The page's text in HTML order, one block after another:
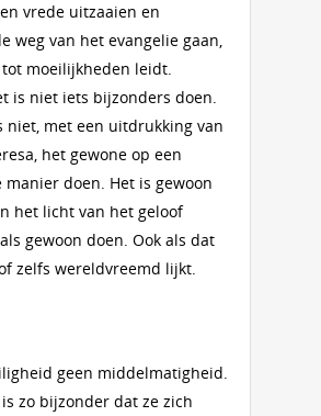
vrede uitzaaien en
weg van het evangelie gaan,
moeilijkheden leidt.
is niet iets bijzonders doen.
niet, met een uitdrukking van
het gewone op een
manier doen. Het is gewoon
het licht van het geloof
gewoon doen. Ook als dat
zelfs wereldvreemd lijkt.
geen middelmatigheid.
zo bijzonder dat ze zich